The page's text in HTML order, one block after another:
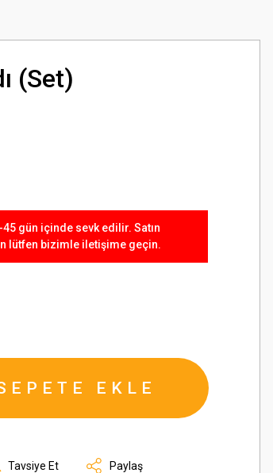
(Set)
gün içinde sevk edilir. Satın
lütfen bizimle iletişime geçin.
EKLE
Tavsiye Et Paylaş